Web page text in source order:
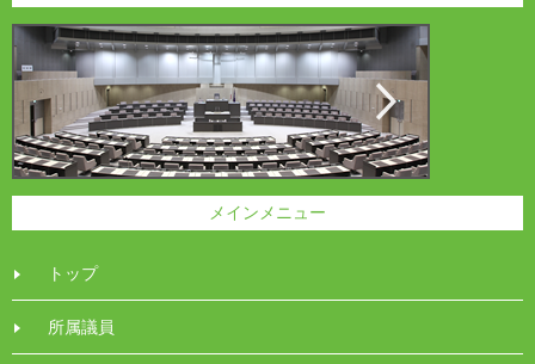
メインメニュー
トップ
所属議員